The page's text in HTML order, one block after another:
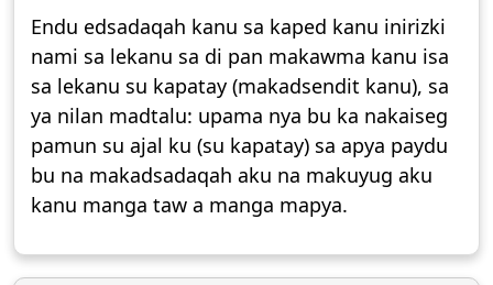
Endu edsadaqah kanu sa kaped kanu inirizki
nami sa lekanu sa di pan makawma kanu isa
sa lekanu su kapatay (makadsendit kanu), sa
ya nilan madtalu: upama nya bu ka nakaiseg
pamun su ajal ku (su kapatay) sa apya paydu
bu na makadsadaqah aku na makuyug aku
kanu manga taw a manga mapya.